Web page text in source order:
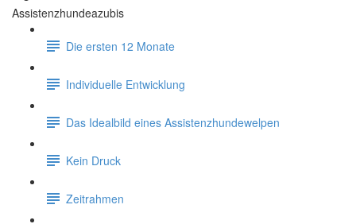
Assistenzhundeazubis
Die ersten 12 Monate
Individuelle Entwicklung
Das Idealbild eines Assistenzhundewelpen
Kein Druck
Zeitrahmen